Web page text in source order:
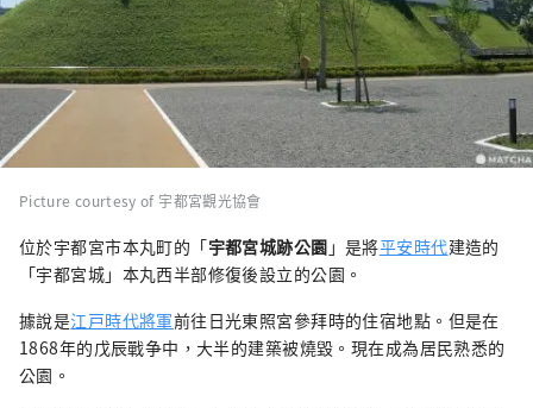
Picture courtesy of 宇都宮觀光協會
位於宇都宮市本丸町的「宇都宮城跡公園 」是將平安時代建造的
「宇都宮城」本丸西半部修復後設立的公園。
據說是江戸時代將軍前往日光東照宮參拜時的住宿地點。但是在
1868年的戊辰戰争中，大半的建築被燒毀。現在成為居民熟悉的
公園。